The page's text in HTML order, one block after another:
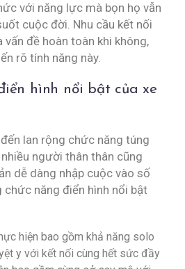
với năng lực mà bọn họ vẫn
cuộc đời. Nhu cầu kết nối
đề hoàn toàn khi không,
rõ tính năng này.
hình nổi bật của xe
lan rộng chức năng túng
người thân thân cũng
dễ dàng nhập cuộc vào số
chức năng điển hình nổi bật
hiện bao gồm khả năng solo
y với kết nối cùng hết sức đầy